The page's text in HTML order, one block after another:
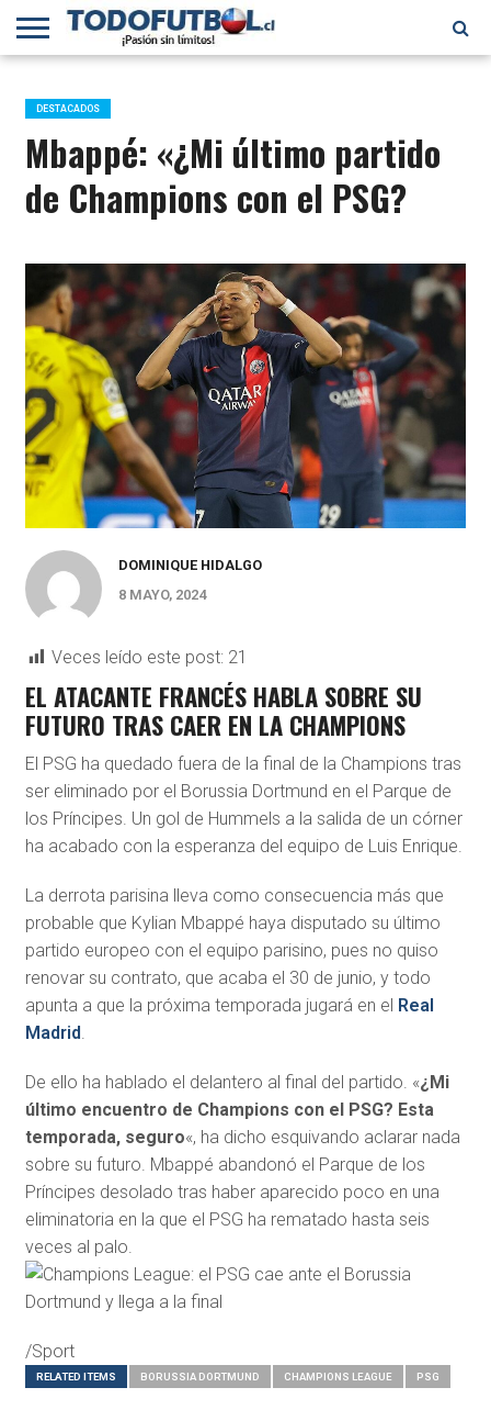
PRIMERA
B
SELECCIÓN
CHILENA
CHILENOS
EN EL
MUNDO
FÚTBOL
INTERNACIONAL
DESTACADOS
Mbappé: «¿Mi último partido
de Champions con el PSG?
DOMINIQUE HIDALGO
8 MAYO, 2024
Veces leído este post: 21
EL ATACANTE FRANCÉS HABLA SOBRE SU
FUTURO TRAS CAER EN LA CHAMPIONS
El PSG ha quedado fuera de la final de la Champions tras
ser eliminado por el Borussia Dortmund en el Parque de
los Príncipes. Un gol de Hummels a la salida de un córner
ha acabado con la esperanza del equipo de Luis Enrique.
La derrota parisina lleva como consecuencia más que
probable que Kylian Mbappé haya disputado su último
partido europeo con el equipo parisino, pues no quiso
renovar su contrato, que acaba el 30 de junio, y todo
apunta a que la próxima temporada jugará en el Real
Madrid.
De ello ha hablado el delantero al final del partido. «¿Mi
último encuentro de Champions con el PSG? Esta
temporada, seguro«, ha dicho esquivando aclarar nada
sobre su futuro. Mbappé abandonó el Parque de los
Príncipes desolado tras haber aparecido poco en una
eliminatoria en la que el PSG ha rematado hasta seis
veces al palo.
/Sport
RELATED ITEMS BORUSSIA DORTMUND CHAMPIONS LEAGUE PSG